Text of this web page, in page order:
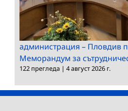
администрация – Пловдив
Меморандум за
122 прегледа | 4 август 2026 г.